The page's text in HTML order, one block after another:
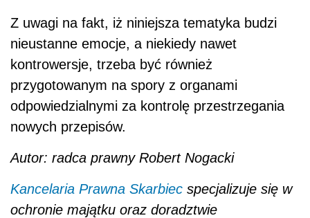
Z uwagi na fakt, iż niniejsza tematyka budzi
nieustanne emocje, a niekiedy nawet
kontrowersje, trzeba być również
przygotowanym na spory z organami
odpowiedzialnymi za kontrolę przestrzegania
nowych przepisów.
Autor: radca prawny Robert Nogacki
Kancelaria Prawna Skarbiec specjalizuje się w
ochronie majątku oraz doradztwie